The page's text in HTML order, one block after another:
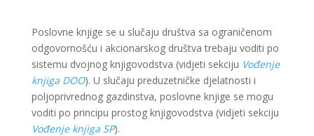
Poslovne knjige se u slučaju društva sa ograničenom
odgovornošću i akcionarskog društva trebaju voditi po
sistemu dvojnog knjigovodstva (vidjeti sekciju Vođenje
knjiga DOO). U slučaju preduzetničke djelatnosti i
poljoprivrednog gazdinstva, poslovne knjige se mogu
voditi po principu prostog knjigovodstva (vidjeti sekciju
Vođenje knjiga SP).